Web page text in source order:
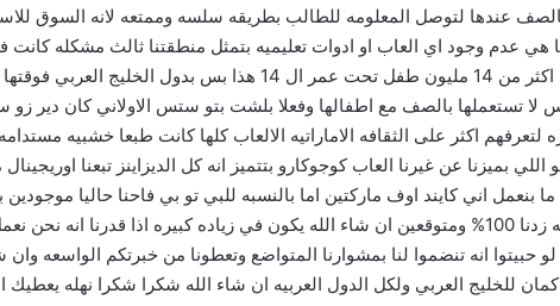
عندها لتوصل المعلومه للطالب بطريقه سلسه وممتعه لانه السوق
هي عدم وجود اي العاب او ادوات تعليميه بتمثل منطقتنا ثالث مشكله
الاجهزه الالكترونيه من قبل الاطفال والابتعاد عن القراءه هذه المشكله اليوم بتاثر على اكثر من 14 مليون طفل تحت
بالصف مع اطفالها وفعلا بلشت بتو ستس الاولاني كان دير
اكثر على الثقافه الاماراتيه الالعاب كلها كانت طبعا خشبيه
من 90 منتج صنع يدوي في الامارات شو اللي بميزنا عن غيرنا العاب كوجوكارو بتتميز انه كل الديزاينز تبعنا
اني كايند اوف ماركتين اما بالنسبه للبي تو بي فاحنا حاليا موجودين
للريفنوز ثاني سنه الحمد لله رب العالمين مبيعاتنا زادت 25% عن اول سنه وبثالث سنه زدنا 100% ومتوقعين ان شاء الله يكون في زياده كبيره اذا
انه تنضموا لنا بمشوارنا المتواضع وتعطونا من خبرتكم الواسعه وان
للخليج العربي ولكل الدول العربيه ان شاء الله شكرا شكرا نهله يعطيك